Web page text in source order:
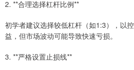
2. **合理选择杠杆比例**
初学者建议选择较低杠杆（如1:3），以
益，但市场波动可能导致快速亏损。
3. **严格设置止损线**